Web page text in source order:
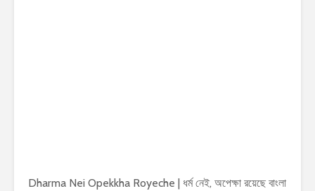
Dharma Nei Opekkha Royeche | ধর্ম নেই, অপেক্ষা রয়েছে বাংলা